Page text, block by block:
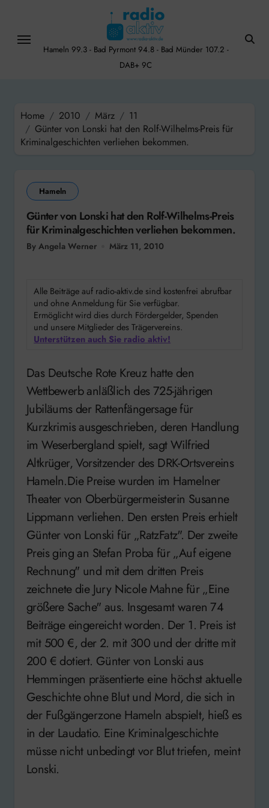
content
Hameln 99.3 - Bad Pyrmont 94.8 - Bad Münder 107.2 -
DAB+ 9C
Home 2010 März
11
Günter von Lonski hat den Rolf-Wilhelms-Preis für
Kriminalgeschichten verliehen bekommen.
Hameln
Günter von Lonski hat den Rolf-Wilhelms-Preis
für Kriminalgeschichten verliehen bekommen.
By Angela Werner März 11, 2010
Alle Beiträge auf radio-aktiv.de sind kostenfrei abrufbar
und ohne Anmeldung für Sie verfügbar.
Ermöglicht wird dies durch Fördergelder, Spenden
und unsere Mitglieder des Trägervereins.
Unterstützen auch Sie radio aktiv!
Das Deutsche Rote Kreuz hatte den
Wettbewerb anläßlich des 725-jährigen
Jubiläums der Rattenfängersage für
Kurzkrimis ausgeschrieben, deren Handlung
im Weserbergland spielt, sagt Wilfried
Altkrüger, Vorsitzender des DRK-Ortsvereins
Hameln.Die Preise wurden im Hamelner
Theater von Oberbürgermeisterin Susanne
Lippmann verliehen. Den ersten Preis erhielt
Günter von Lonski für „RatzFatz". Der zweite
Preis ging an Stefan Proba für „Auf eigene
Rechnung" und mit dem dritten Preis
zeichnete die Jury Nicole Mahne für „Eine
größere Sache" aus. Insgesamt waren 74
Beiträge eingereicht worden. Der 1. Preis ist
mit 500 €, der 2. mit 300 und der dritte mit
200 € dotiert. Günter von Lonski aus
Hemmingen präsentierte eine höchst aktuelle
Geschichte ohne Blut und Mord, die sich in
der Fußgängerzone Hameln abspielt, hieß es
in der Laudatio. Eine Kriminalgeschichte
müsse nicht unbedingt vor Blut triefen, meint
Lonski.